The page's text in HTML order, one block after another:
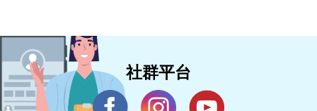
社群平台